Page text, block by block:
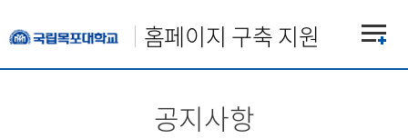
홈페이지 구축 지원
공지사항